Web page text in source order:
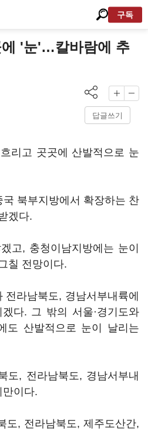
구독
에 '눈'…칼바람에 추
답글쓰기
리고 곳곳에 산발적으로 눈
북부지방에서 확장하는 찬
겠다.
고, 충청이남지방에는 눈이
칠 전망이다.
라남북도, 경남서부내륙에
다. 그 밖의 서울·경기도와
도 산발적으로 눈이 날리는
도, 전라남북도, 경남서부내
만이다.
도, 전라남북도, 제주도산간,